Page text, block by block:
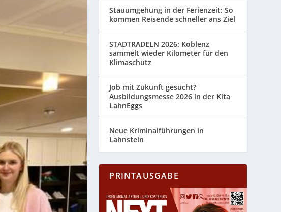
Stauumgehung in der Ferienzeit: So
kommen Reisende schneller ans Ziel
STADTRADELN 2026: Koblenz
sammelt wieder Kilometer für den
Klimaschutz
Job mit Zukunft gesucht?
Ausbildungsmesse 2026 in der Kita
LahnEggs
Neue Kriminalführungen in
Lahnstein
PRINTAUSGABE